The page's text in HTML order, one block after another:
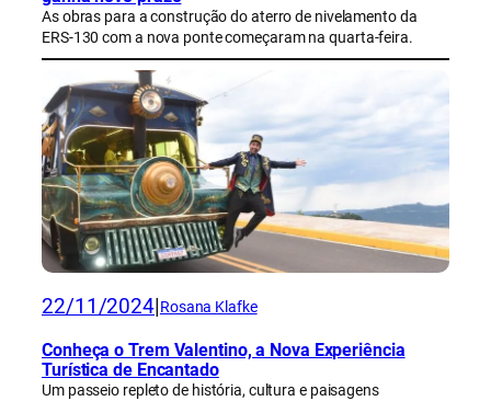
As obras para a construção do aterro de nivelamento da
ERS-130 com a nova ponte começaram na quarta-feira.
22/11/2024 Rosana Klafke
Conheça o Trem Valentino, a Nova Experiência
Turística de Encantado
Um passeio repleto de história, cultura e paisagens